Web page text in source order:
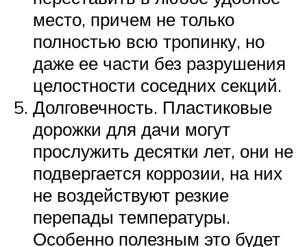
место, причем не только
полностью всю тропинку, но
даже ее части без разрушения
целостности соседних секций.
Долговечность. Пластиковые
дорожки для дачи могут
прослужить десятки лет, они не
подвергается коррозии, на них
не воздействуют резкие
перепады температуры.
Особенно полезным это будет